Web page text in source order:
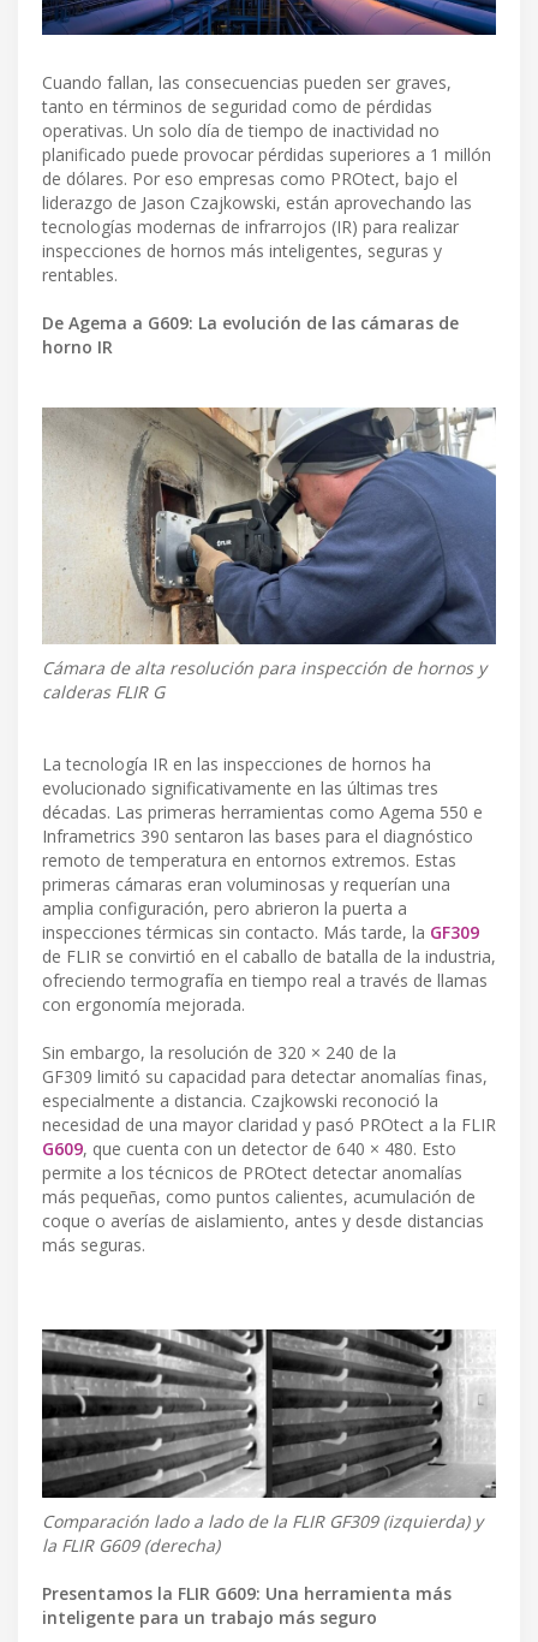
Cuando fallan, las consecuencias pueden ser graves,
tanto en términos de seguridad como de pérdidas
operativas. Un solo día de tiempo de inactividad no
planificado puede provocar pérdidas superiores a 1 millón
de dólares. Por eso empresas como PROtect, bajo el
liderazgo de Jason Czajkowski, están aprovechando las
tecnologías modernas de infrarrojos (IR) para realizar
inspecciones de hornos más inteligentes, seguras y
rentables.
De Agema a G609: La evolución de las cámaras de
horno IR
Cámara de alta resolución para inspección de hornos y
calderas FLIR G
La tecnología IR en las inspecciones de hornos ha
evolucionado significativamente en las últimas tres
décadas. Las primeras herramientas como Agema 550 e
Inframetrics 390 sentaron las bases para el diagnóstico
remoto de temperatura en entornos extremos. Estas
primeras cámaras eran voluminosas y requerían una
amplia configuración, pero abrieron la puerta a
inspecciones térmicas sin contacto. Más tarde, la GF309
de FLIR se convirtió en el caballo de batalla de la industria,
ofreciendo termografía en tiempo real a través de llamas
con ergonomía mejorada.
Sin embargo, la resolución de 320 × 240 de la
GF309 limitó su capacidad para detectar anomalías finas,
especialmente a distancia. Czajkowski reconoció la
necesidad de una mayor claridad y pasó PROtect a la FLIR
G609, que cuenta con un detector de 640 × 480. Esto
permite a los técnicos de PROtect detectar anomalías
más pequeñas, como puntos calientes, acumulación de
coque o averías de aislamiento, antes y desde distancias
más seguras.
Comparación lado a lado de la FLIR GF309 (izquierda) y
la FLIR G609 (derecha)
Presentamos la FLIR G609: Una herramienta más
inteligente para un trabajo más seguro